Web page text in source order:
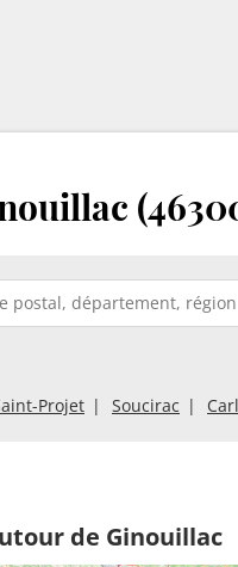
Projet Soucirac
de Ginouillac